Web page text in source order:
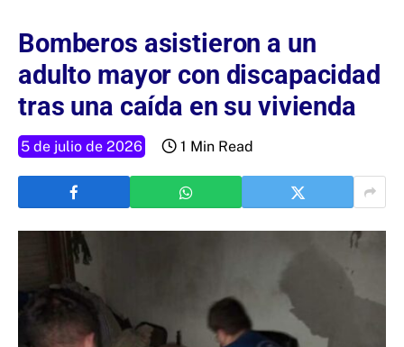
Bomberos asistieron a un
adulto mayor con discapacidad
tras una caída en su vivienda
5 de julio de 2026 1 Min Read